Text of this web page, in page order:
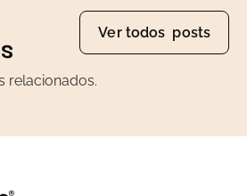
Ver todos posts
relacionados.